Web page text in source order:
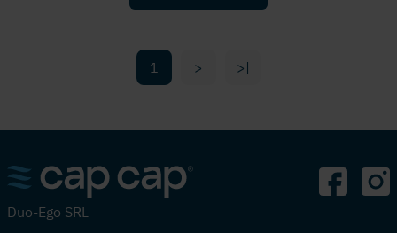
1 > >|
Duo-Ego SRL